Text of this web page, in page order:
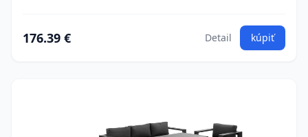
176.39 € Detail kúpiť